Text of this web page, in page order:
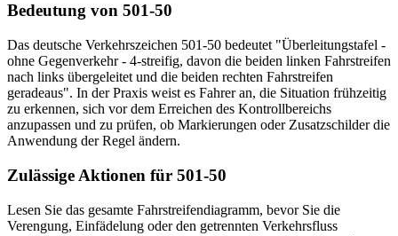
Bedeutung von 501-50
Das deutsche Verkehrszeichen 501-50 bedeutet "Überleitungstafel -
ohne Gegenverkehr - 4-streifig, davon die beiden linken Fahrstreifen
nach links übergeleitet und die beiden rechten Fahrstreifen
geradeaus". In der Praxis weist es Fahrer an, die Situation frühzeitig
zu erkennen, sich vor dem Erreichen des Kontrollbereichs
anzupassen und zu prüfen, ob Markierungen oder Zusatzschilder die
Anwendung der Regel ändern.
Zulässige Aktionen für 501-50
Lesen Sie das gesamte Fahrstreifen­diagramm, bevor Sie die
Verengung, Einfädelung oder den getrennten Verkehrsfluss